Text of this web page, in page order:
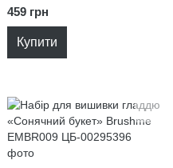
EMBR011
459 грн
Купити